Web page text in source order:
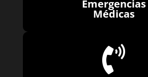
Emergencias
Médicas
